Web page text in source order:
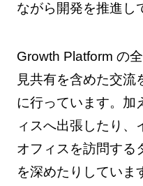
ながら開発を推進し
Growth Platform の
見共有を含めた交流
に行っています。加
ィスへ出張したり、
オフィスを訪問する
を深めたりしていま